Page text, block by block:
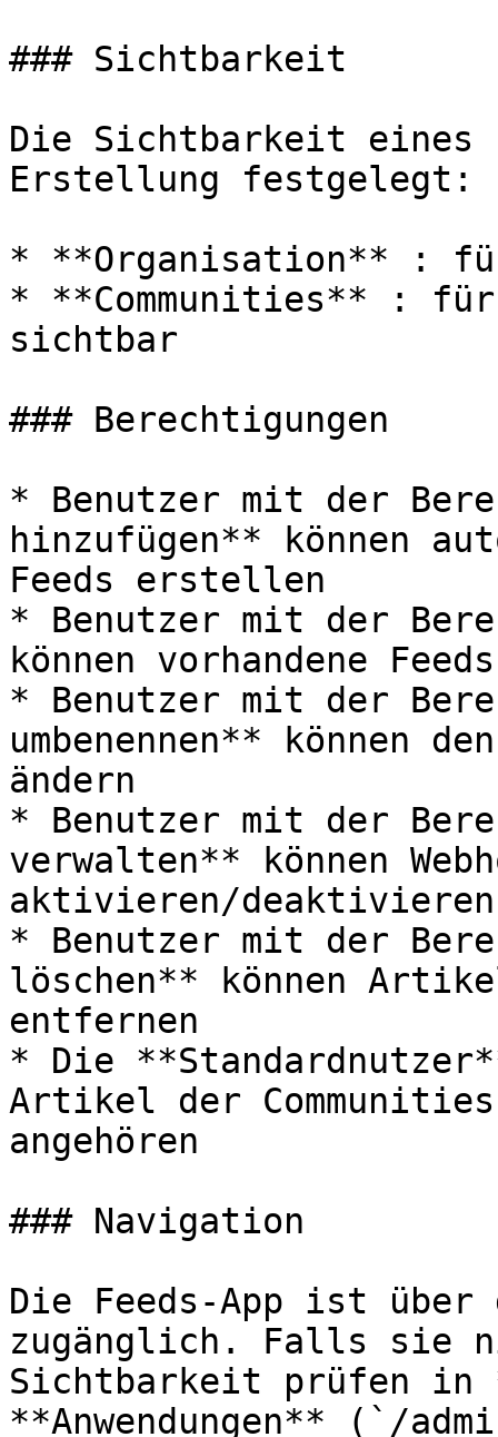
### Sichtbarkeit
Die Sichtbarkeit eines
Erstellung festgelegt:
* **Organisation** :
* **Communities** : für
sichtbar
### Berechtigungen
* Benutzer mit der
hinzufügen** können
Feeds erstellen
* Benutzer mit der
können vorhandene
* Benutzer mit der
umbenennen** können
ändern
* Benutzer mit der
verwalten** können
aktivieren/deaktivieren
* Benutzer mit der
löschen** können
entfernen
* Die
Artikel der
angehören
### Navigation
Die Feeds-App ist über
zugänglich. Falls sie
Sichtbarkeit prüfen in